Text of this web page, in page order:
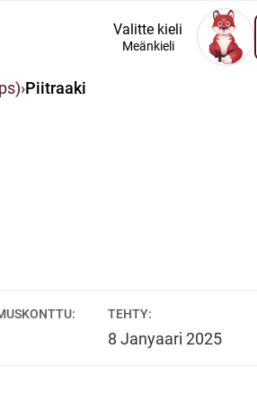
Meänkieli
Valitte kieli
Meänkieli
Piitraaki
TEHTY:
8 Janyaari 2025